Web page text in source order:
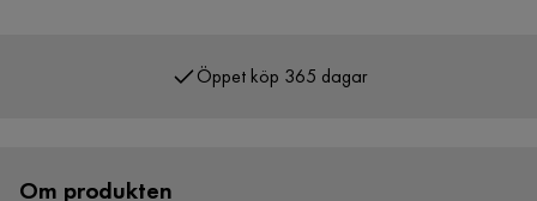
Över 400 000 nöjda kunder
Om produkten